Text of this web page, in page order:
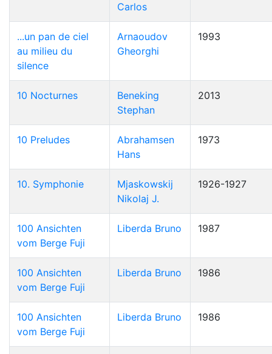
Carlos
...un pan de ciel
au milieu du
silence
Arnaoudov
Gheorghi
1993
10 Nocturnes
Beneking
Stephan
2013
10 Preludes
Abrahamsen
Hans
1973
10. Symphonie
Mjaskowskij
Nikolaj J.
1926-1927
100 Ansichten
vom Berge Fuji
Liberda Bruno 1987
100 Ansichten
vom Berge Fuji
Liberda Bruno 1986
100 Ansichten
vom Berge Fuji
Liberda Bruno 1986